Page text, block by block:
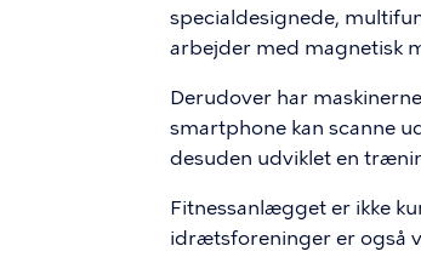
specialdesignede,
arbejder med magnetisk
Derudover har
smartphone kan scanne
desuden udviklet en
Fitnessanlægget er ikke
idrætsforeninger er også